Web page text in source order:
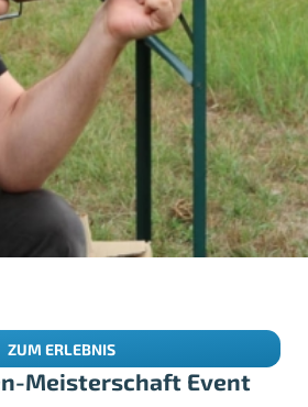
Meisterschaft Event
ZUM ERLEBNIS